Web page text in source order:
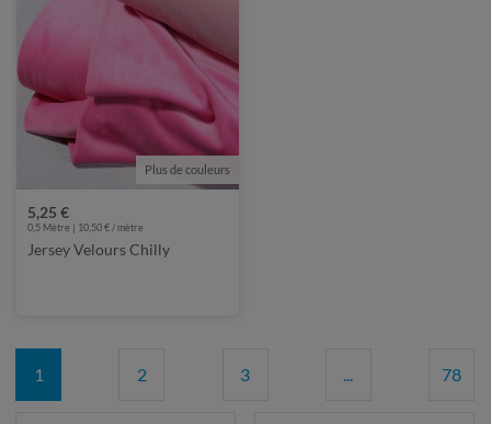
Plus de couleurs
5,25 €
0,5 Mètre | 10,50 € / mètre
Jersey Velours Chilly
1 2 3 ... 78